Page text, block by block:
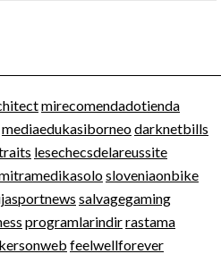
mirecomendadotienda
mediaedukasiborneodarknetbills
lesechecsdelareussite
sloveniaonbike
salvagegaming
programlarindirrastama
feelwellforever